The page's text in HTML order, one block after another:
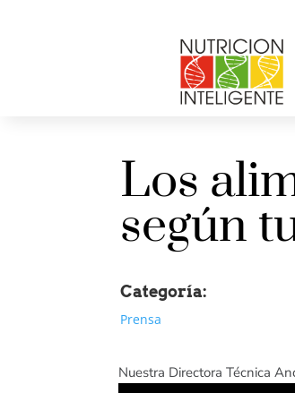
Los
según
Categoría:
Prensa
Nuestra Directora Técnica